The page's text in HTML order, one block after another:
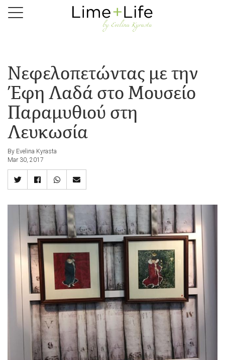
Skip
to
Νεφελοπετώντας με την
Έφη Λαδά στο Μουσείο
Παραμυθιού στη
Λευκωσία
By Evelina Kyrasta
Mar 30, 2017